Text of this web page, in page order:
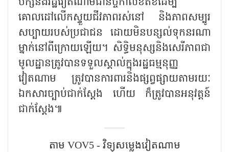
គោលដៅលើកស្ទួយជីវភាពរស់នៅ និងភាពសម្បូរ
សប្បាយរបស់ប្រជាជន ដោយមិនបន្សល់ទុកនរណា
ម្នាក់នៅពីក្រោយឡើយ។ សិទ្ធិមនុស្សនិងសេរីភាពជា
មូលដ្ឋានត្រូវបានទទួលស្គាល់ក្នុងរដ្ឋធម្មនុញ្ញ
វៀតណាម ត្រូវបានការពារនិងផ្សព្វផ្សាយតាមរយៈ
ឯកសារច្បាប់ជាក់ស្តែង ហើយ ក៏ត្រូវបានអនុវត្តន៍
ជាក់ស្តែង៕
តាម​ VOV5 - វិទ្យុសម្លេងវៀតណាម